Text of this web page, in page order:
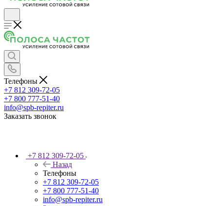
Телефоны
+7 812 309-72-05
+7 800 777-51-40
info@spb-repiter.ru
Заказать звонок
+7 812 309-72-05
Назад
Телефоны
+7 812 309-72-05
+7 800 777-51-40
info@spb-repiter.ru